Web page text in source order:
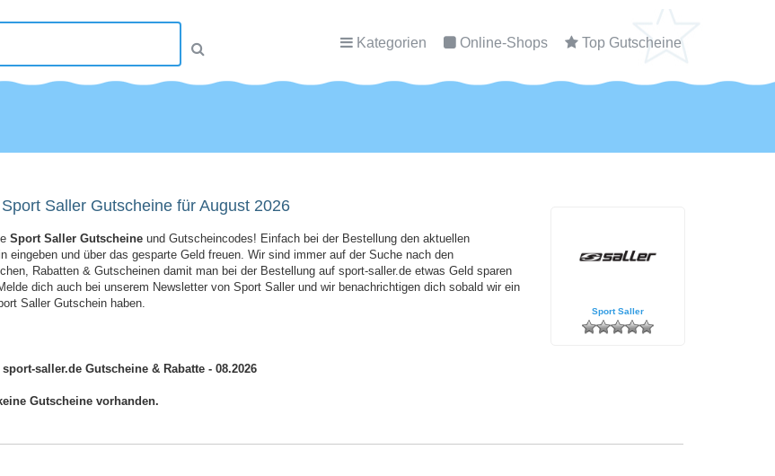
Kategorien Online-Shops Top Gutscheine
Saller Gutscheine für August 2026
Sport Saller Gutscheineund Gutscheincodes! Einfach bei der Bestellung den aktuellen
eingeben und über das gesparte Geld freuen. Wir sind immer auf der Suche nach den
Rabatten & Gutscheinen damit man bei der Bestellung auf sport-saller.de etwas Geld sparen
dich auch bei unserem Newsletter von Sport Saller und wir benachrichtigen dich sobald wir ein
Saller Gutschein haben.
Sport Saller
saller.de Gutscheine & Rabatte - 08.2026
Gutscheine vorhanden.